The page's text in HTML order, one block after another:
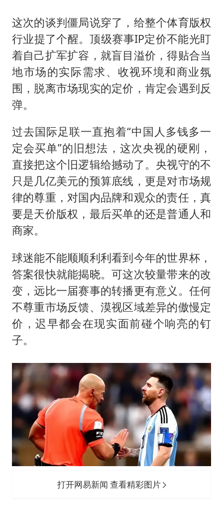
这次的谈判僵局说穿了，给整个体育版权
行业提了个醒。顶级赛事IP定价不能光盯
着自己扩军扩容，就盲目溢价，得贴合当
地市场的实际需求、收视环境和商业氛
围，脱离市场现实的定价，肯定会遇到反
弹。
过去国际足联一直抱着“中国人多钱多一
定会买单”的旧想法，这次央视的硬刚，
直接把这个旧逻辑给撼动了。央视守的不
只是几亿美元的预算底线，更是对市场规
律的尊重，对国内品牌和观众的责任，真
要是天价版权，最后买单的还是普通人和
商家。
球迷能不能顺顺利利看到今年的世界杯，
答案很快就能揭晓。可这次较量带来的改
变，远比一届赛事的转播更有意义。任何
不尊重市场反馈、漠视区域差异的傲慢定
价，迟早都会在现实面前碰个响亮的钉
子。
打开网易新闻 查看精彩图片